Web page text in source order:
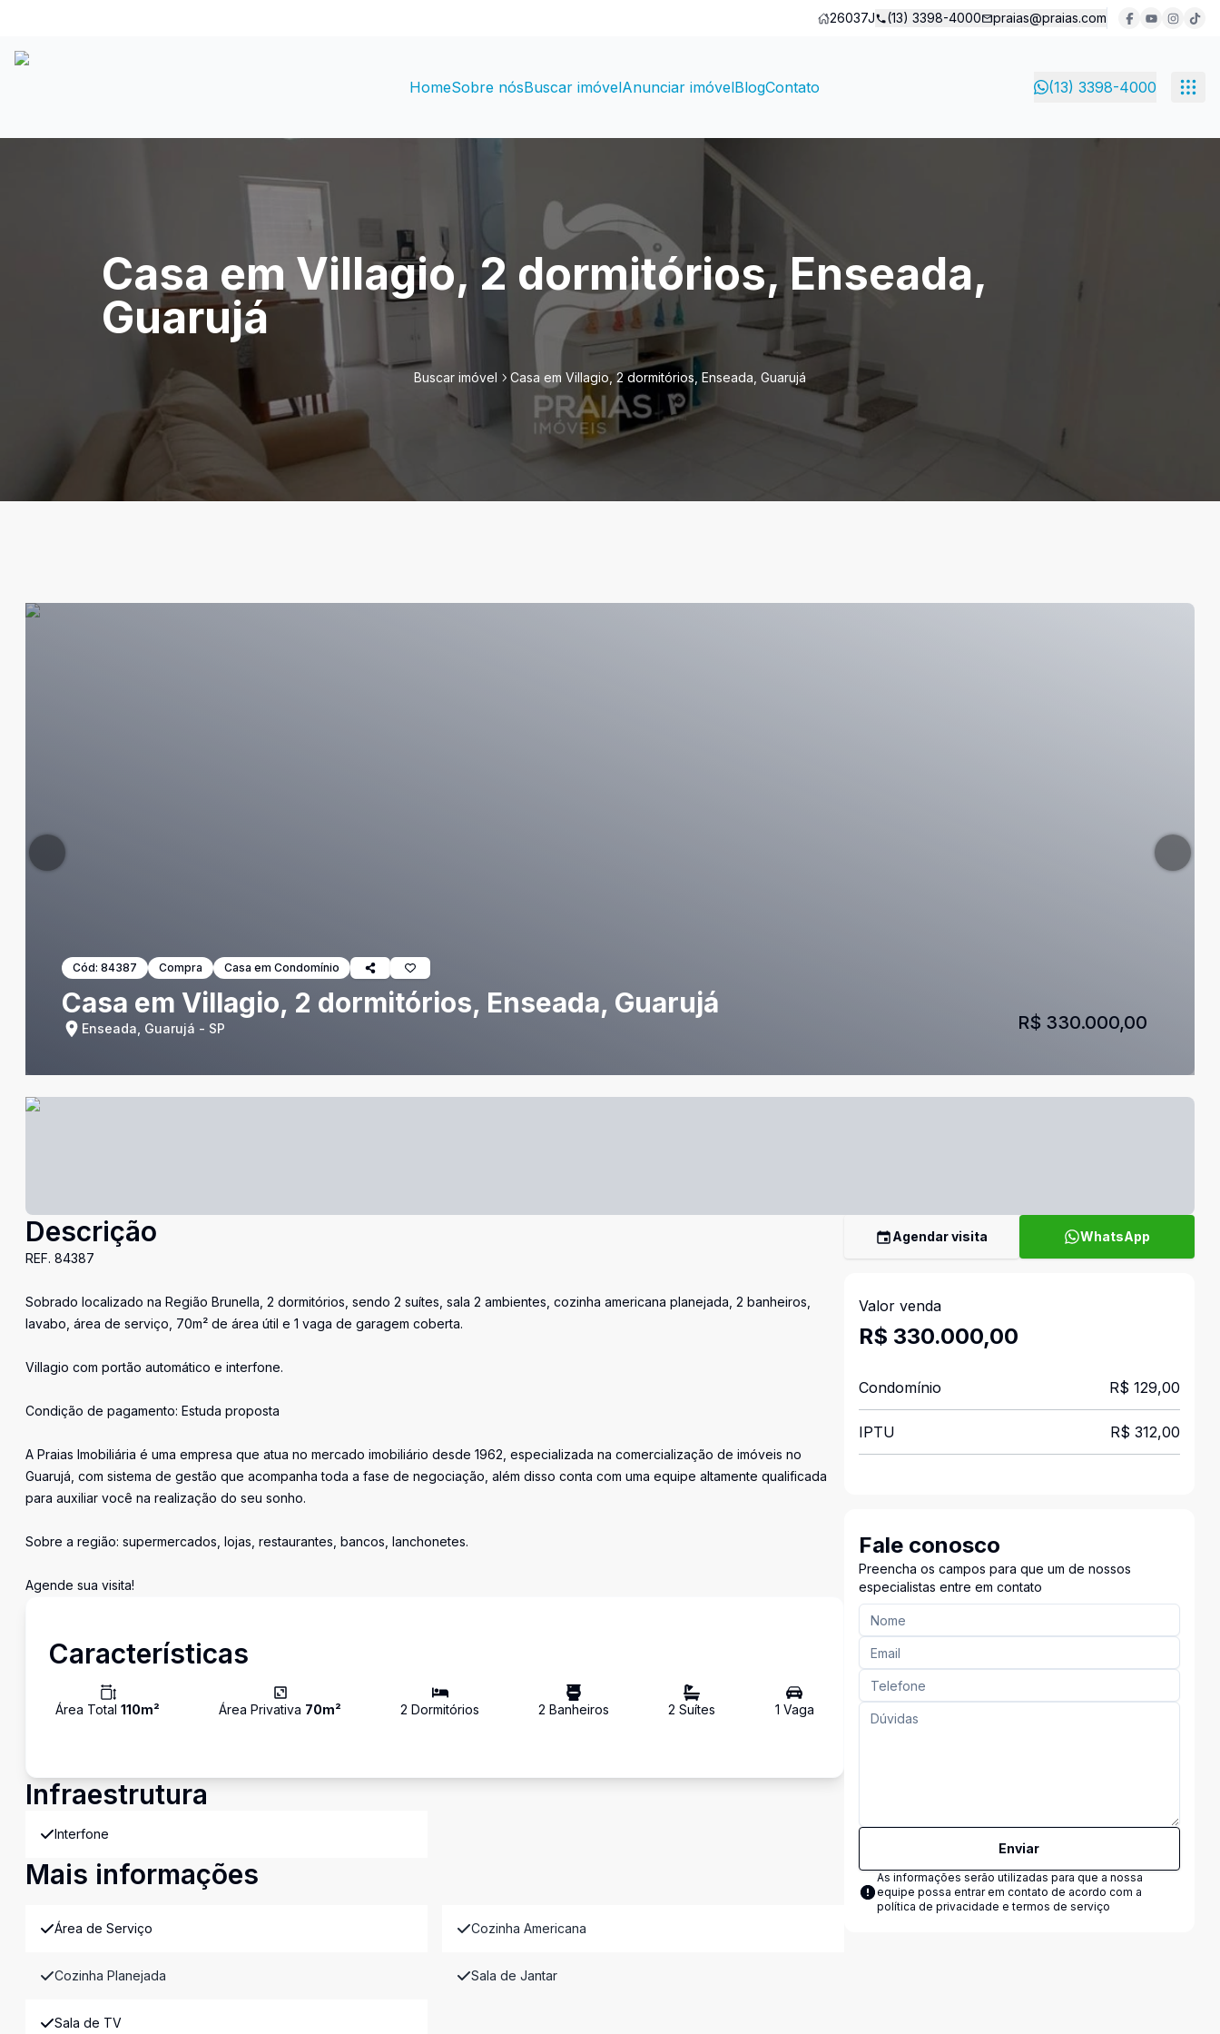
26037J (13) 3398-4000 praias@praias.com
HomeSobre nósBuscar imóvelAnunciar imóvelBlogContato (13) 3398-4000
Casa em Villagio, 2 dormitórios, Enseada,
Guarujá
Buscar imóvel Casa em Villagio, 2 dormitórios, Enseada, Guarujá
Cód: 84387 Compra Casa em Condomínio
Casa em Villagio, 2 dormitórios, Enseada, Guarujá
Enseada, Guarujá - SP R$ 330.000,00
Descrição
REF. 84387
Sobrado localizado na Região Brunella, 2 dormitórios, sendo 2 suítes, sala 2 ambientes, cozinha americana planejada, 2 banheiros,
lavabo, área de serviço, 70m² de área útil e 1 vaga de garagem coberta.
Villagio com portão automático e interfone.
Condição de pagamento: Estuda proposta
A Praias Imobiliária é uma empresa que atua no mercado imobiliário desde 1962, especializada na comercialização de imóveis no
Guarujá, com sistema de gestão que acompanha toda a fase de negociação, além disso conta com uma equipe altamente qualificada
para auxiliar você na realização do seu sonho.
Sobre a região: supermercados, lojas, restaurantes, bancos, lanchonetes.
Agende sua visita!
Características
Área Total 110m² Área Privativa 70m² 2 Dormitórios 2 Banheiros 2 Suítes 1 Vaga
Infraestrutura
Interfone
Mais informações
Área de Serviço Cozinha Americana
Cozinha Planejada Sala de Jantar
Sala de TV
Agendar visita WhatsApp
Valor venda
R$ 330.000,00
Condomínio R$ 129,00
IPTU R$ 312,00
Fale conosco
Preencha os campos para que um de nossos
especialistas entre em contato
Enviar
As informações serão utilizadas para que a nossa
equipe possa entrar em contato de acordo com a
política de privacidade e termos de serviço